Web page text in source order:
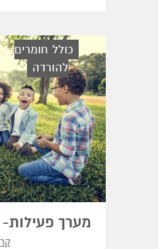
כולל חומרים
להורדה
מערך